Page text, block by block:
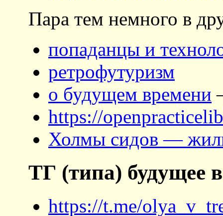
Пара тем немного в
попаданцы и
ретрофутуризм
о будущем времени
https://
Холмы сидов —
ТГ (типа) будущее
https://t.me/